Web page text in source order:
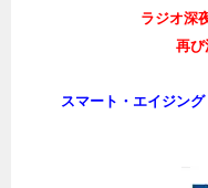
ラジオ深
再び
スマート・エイジン